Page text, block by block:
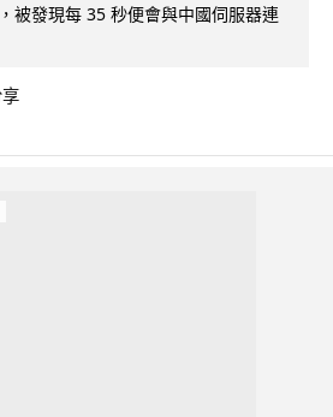
被發現每 35 秒便會與中國伺服器連